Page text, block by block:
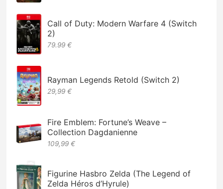
Call of Duty: Modern Warfare 4 (Switch
2)
79.99 €
Rayman Legends Retold (Switch 2)
29,99 €
Fire Emblem: Fortune’s Weave –
Collection Dagdanienne
109,99 €
Figurine Hasbro Zelda (The Legend of
Zelda Héros d’Hyrule)